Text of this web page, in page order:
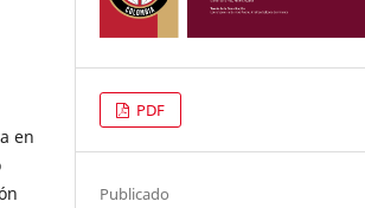
en
PDF
Publicado